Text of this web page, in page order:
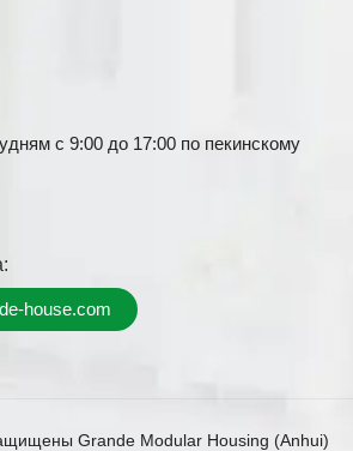
с 9:00 до 17:00 по пекинскому
house.com
Grande Modular Housing (Anhui)